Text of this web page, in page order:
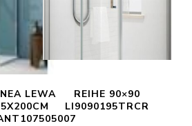
LEWA
REIHE 90×90
LI9090195TRCR